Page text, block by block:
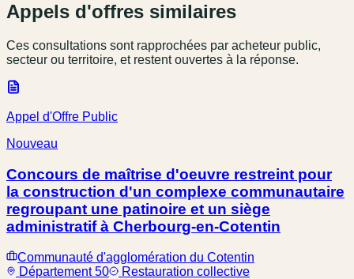
Appels d'offres similaires
Ces consultations sont rapprochées par acheteur public,
secteur ou territoire, et restent ouvertes à la réponse.
Appel d'Offre Public
Nouveau
Concours de maîtrise d'oeuvre restreint pour
la construction d'un complexe communautaire
regroupant une patinoire et un siège
administratif à Cherbourg-en-Cotentin
Communauté d'agglomération du Cotentin
Département 50
Restauration collective